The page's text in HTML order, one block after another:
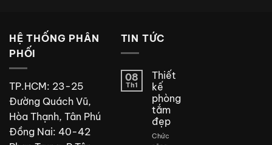
HỆ THỐNG PHÂN
PHỐI
TP.HCM: 23-25
Đường Quách Vũ,
Hòa Thạnh, Tân Phú
Đồng Nai: 40-42
TIN TỨC
08
Th1
Thiết
kế
phòng
tắm
đẹp
Chức